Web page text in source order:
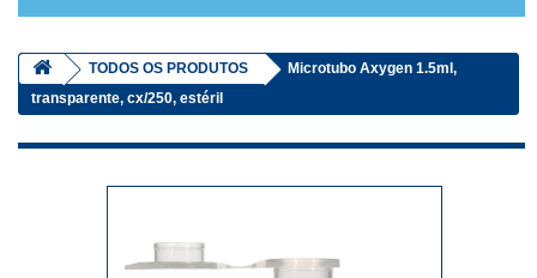
TODOS OS PRODUTOS
Microtubo Axygen 1.5ml,
transparente, cx/250, estéril